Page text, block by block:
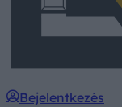
Bejelentkezés